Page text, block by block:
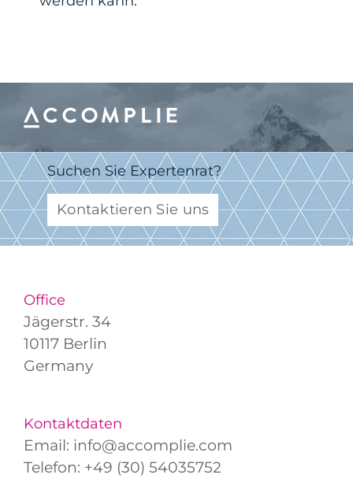
Suchen Sie Expertenrat?
Kontaktieren Sie uns
Office
Jägerstr. 34
10117 Berlin
Germany
Kontaktdaten
Email: info@accomplie.com
Telefon: +49 (30) 54035752